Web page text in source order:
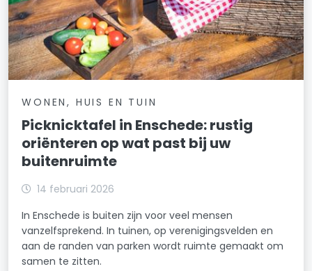
WONEN, HUIS EN TUIN
Picknicktafel in Enschede: rustig
oriënteren op wat past bij uw
buitenruimte
14 februari 2026
In Enschede is buiten zijn voor veel mensen
vanzelfsprekend. In tuinen, op verenigingsvelden en
aan de randen van parken wordt ruimte gemaakt om
samen te zitten.